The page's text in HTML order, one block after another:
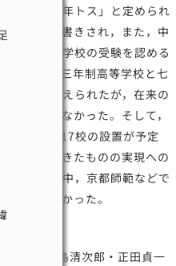
尋常科四年トス」と定められ
」と但し書きされ，また，中
にも高等学校の受験を認める
よって，三年制高等学校と七
制度が整えられたが，在来の
る学校はなかった。そして，
年制高校17校の設置が予定
制度はできたものの実現への
京府立一中，京都師範などで
は至らなかった。
郎は宮島清次郎・正田貞一